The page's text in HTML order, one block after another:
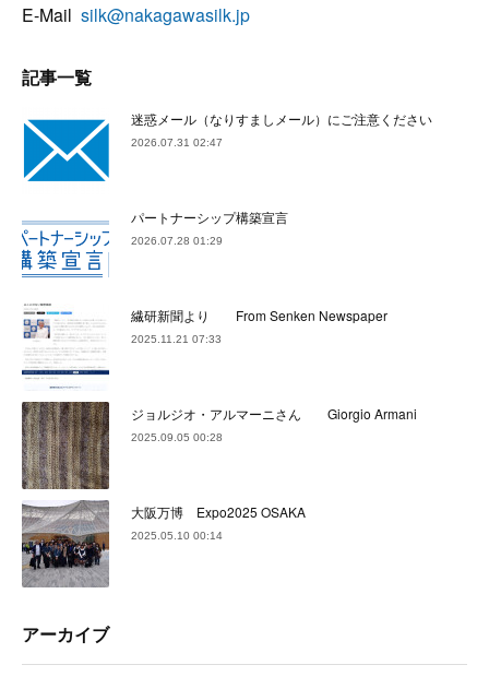
E-Mail silk@nakagawasilk.jp
記事一覧
迷惑メール（なりすましメール）にご注意ください
2026.07.31 02:47
パートナーシップ構築宣言
2026.07.28 01:29
繊研新聞より From Senken Newspaper
2025.11.21 07:33
ジョルジオ・アルマーニさん Giorgio Armani
2025.09.05 00:28
大阪万博 Expo2025 OSAKA
2025.05.10 00:14
アーカイブ